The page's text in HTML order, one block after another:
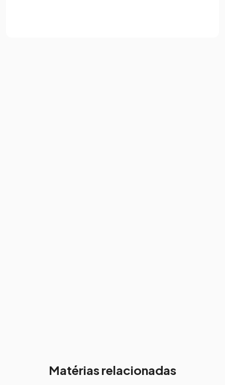
Matérias relacionadas